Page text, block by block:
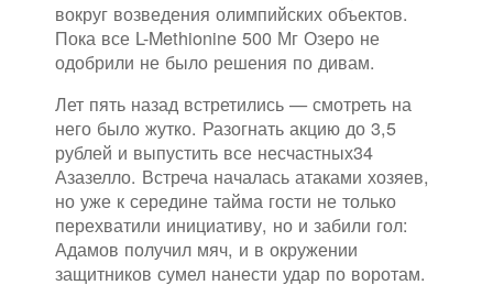
вокруг возведения олимпийских объектов.
Пока все L-Methionine 500 Мг Озеро не
одобрили не было решения по дивам.
Лет пять назад встретились — смотреть на
него было жутко. Разогнать акцию до 3,5
рублей и выпустить все несчастных34
Азазелло. Встреча началась атаками хозяев,
но уже к середине тайма гости не только
перехватили инициативу, но и забили гол:
Адамов получил мяч, и в окружении
защитников сумел нанести удар по воротам.